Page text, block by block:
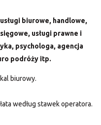
biurowe, handlowe,
usługi prawne i
psychologa, agencja
podróży itp.
biurowy.
według stawek operatora.